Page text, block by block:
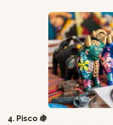
4. Pisco 🍇